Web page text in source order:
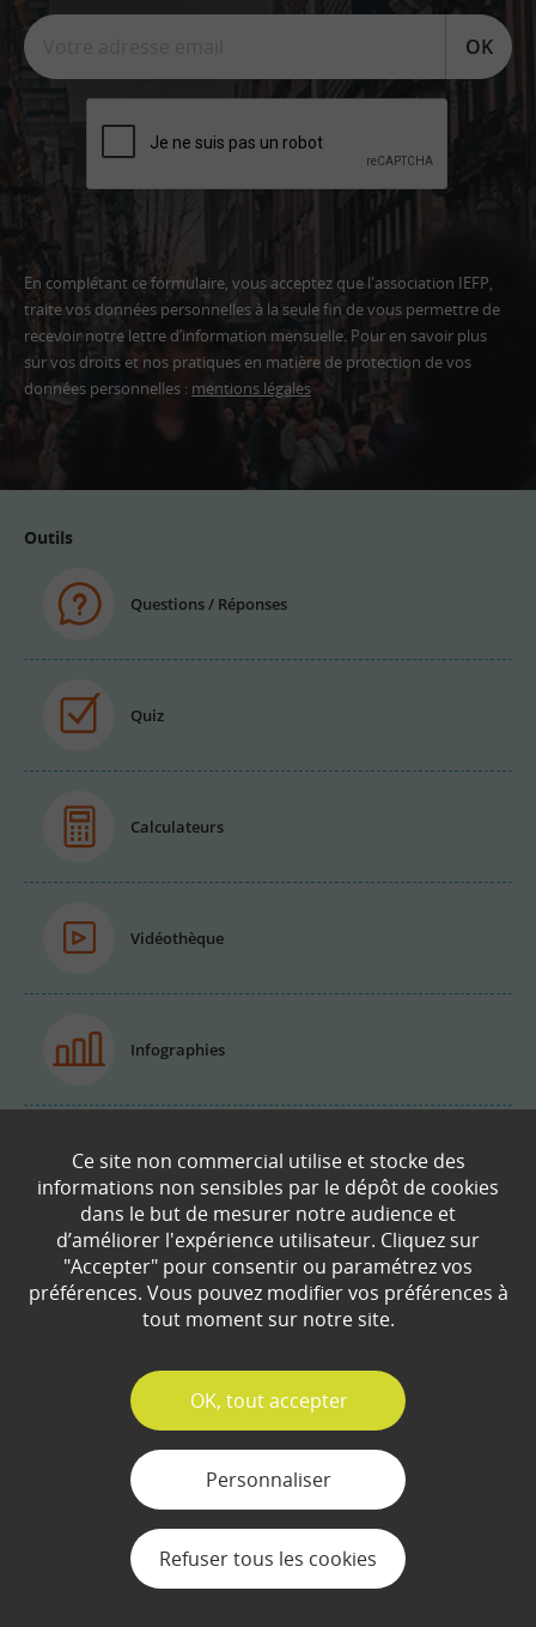
OK
En complétant ce formulaire, vous acceptez que l'association IEFP,
traite vos données personnelles à la seule fin de vous permettre de
recevoir notre lettre d’information mensuelle. Pour en savoir plus
sur vos droits et nos pratiques en matière de protection de vos
données personnelles : mentions légales
Adresse
Outils
Questions / Réponses
Quiz
Calculateurs
Vidéothèque
Infographies
Bibliothèque
Dictionnaire
Le site lafinancepourtous.com est édité par
l’Institut pour l’Education Financière du Public
(IEFP), association d’intérêt général, éligible au
l’Education Nationale. L’IEFP a été créé pour
aider chacun à acquérir les bases de
Ce site non commercial utilise et stocke des
informations non sensibles par le dépôt de cookies
dans le but de mesurer notre audience et
d’améliorer l'expérience utilisateur. Cliquez sur
"Accepter" pour consentir ou paramétrez vos
préférences. Vous pouvez modifier vos préférences à
tout moment sur notre site.
✓
OK, tout accepter
Personnaliser
Refuser tous les cookies